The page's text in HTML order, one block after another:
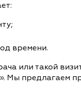
времени.
или такой
Мы предлагаем